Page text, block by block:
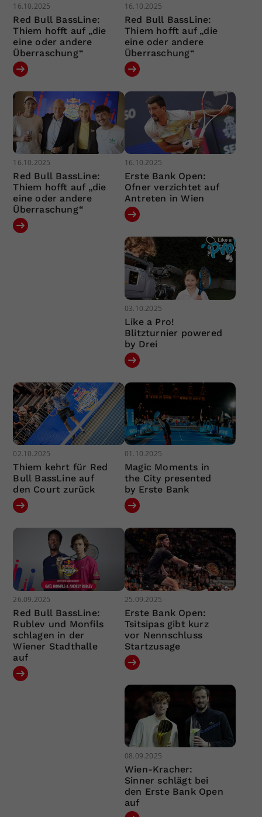
16.10.2025
Red Bull BassLine:
Thiem hofft auf „die
eine oder andere
Überraschung“
16.10.2025
Red Bull BassLine:
Thiem hofft auf „die
eine oder andere
Überraschung“
16.10.2025
Red Bull BassLine:
Thiem hofft auf „die
eine oder andere
Überraschung“
16.10.2025
Erste Bank Open:
Ofner verzichtet auf
Antreten in Wien
03.10.2025
Like a Pro!
Blitzturnier powered
by Drei
02.10.2025
Thiem kehrt für Red
Bull BassLine auf
den Court zurück
01.10.2025
Magic Moments in
the City presented
by Erste Bank
26.09.2025
Red Bull BassLine:
Rublev und Monfils
schlagen in der
Wiener Stadthalle
auf
25.09.2025
Erste Bank Open:
Tsitsipas gibt kurz
vor Nennschluss
Startzusage
08.09.2025
Wien-Kracher:
Sinner schlägt bei
den Erste Bank Open
auf